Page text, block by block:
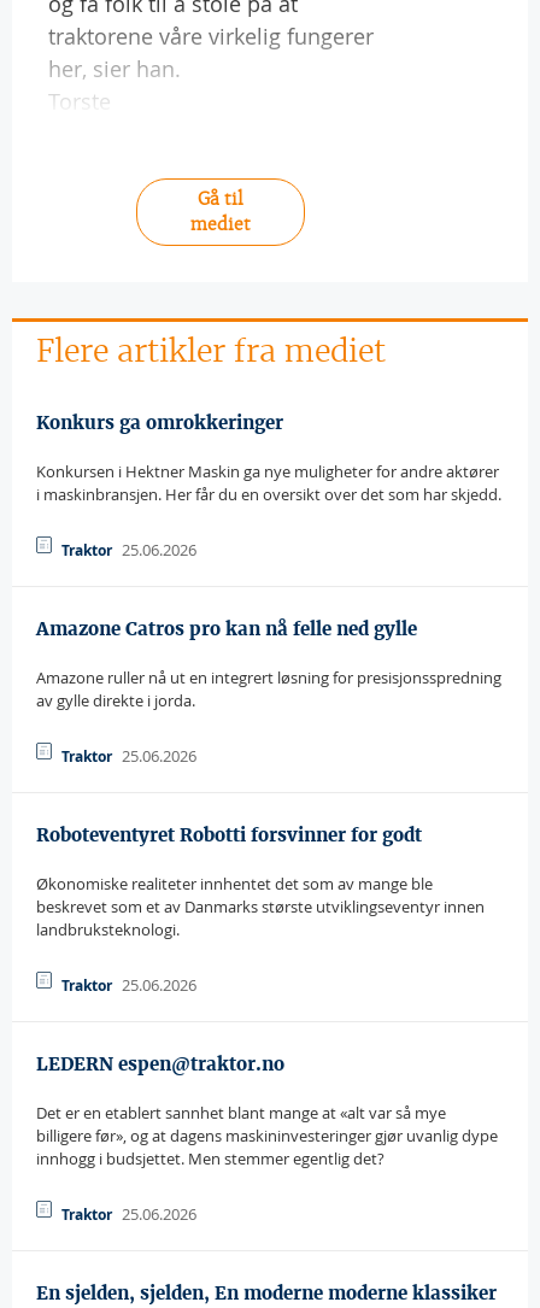
traktorene våre virkelig fungerer
her, sier han.
Torste
Gå til
mediet
Flere artikler fra mediet
Konkurs ga omrokkeringer
Konkursen i Hektner Maskin ga nye muligheter for andre aktører
i maskinbransjen. Her får du en oversikt over det som har skjedd.
Traktor 25.06.2026
Amazone Catros pro kan nå felle ned gylle
Amazone ruller nå ut en integrert løsning for presisjonsspredning
av gylle direkte i jorda.
Traktor 25.06.2026
Roboteventyret Robotti forsvinner for godt
Økonomiske realiteter innhentet det som av mange ble
beskrevet som et av Danmarks største utviklingseventyr innen
landbruksteknologi.
Traktor 25.06.2026
LEDERN espen@traktor.no
Det er en etablert sannhet blant mange at «alt var så mye
billigere før», og at dagens maskininvesteringer gjør uvanlig dype
innhogg i budsjettet. Men stemmer egentlig det?
Traktor 25.06.2026
En sjelden, sjelden, En moderne moderne klassiker